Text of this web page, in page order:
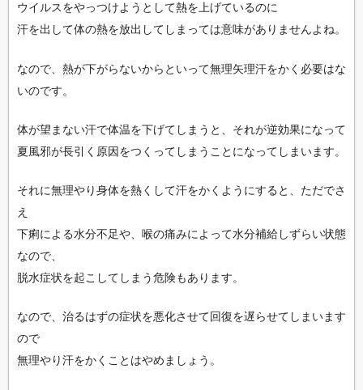
ウイルスをやっつけようとして熱を上げているのに
汗を出して体の熱を放出してしまっては意味がありませんよね。
なので、熱が下がらないからといって無理矢理汗をかく必要はな
いのです。
体が望まない汗で体温を下げてしまうと、それが逆効果になって
夏風邪が長引く原因をつくってしまうことになってしまいます。
それに無理やり身体を熱くして汗をかくようにすると、ただでさ
え
下痢による水分不足や、喉の痛みによって水分補給しずらい状態
なので、
脱水症状を起こしてしまう危険もあります。
なので、治るはずの症状を悪化させて回復を遅らせてしまいます
ので
無理やり汗をかくことはやめましょう。